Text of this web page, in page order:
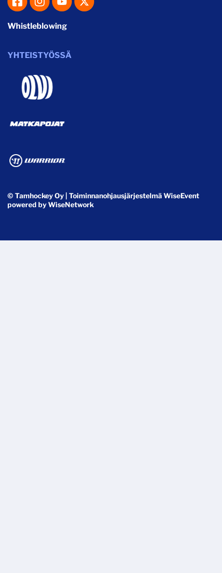
Whistleblowing
YHTEISTYÖSSÄ
© Tamhockey Oy | ToiminnanohjausjärjestelmäWiseEvent
powered byWiseNetwork